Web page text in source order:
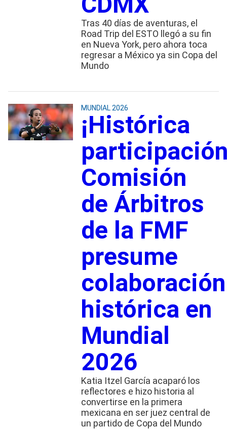
Tras 40 días de aventuras, el
Road Trip del ESTO llegó a su fin
en Nueva York, pero ahora toca
regresar a México ya sin Copa del
Mundo
MUNDIAL 2026
¡Histórica
Comisión
de Árbitros
de la FMF
presume
colaboración
histórica en
Mundial
2026
Katia Itzel García acaparó los
reflectores e hizo historia al
convertirse en la primera
mexicana en ser juez central de
un partido de Copa del Mundo